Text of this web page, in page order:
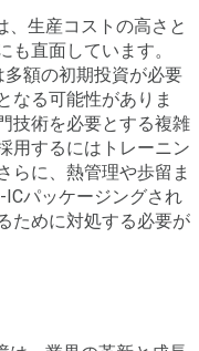
、生産コストの高さと
直面しています。
額の初期投資が必要
なる可能性がありま
技術を必要とする複雑
用するにはトレーニン
らに、熱管理や歩留ま
パッケージングされ
ために対処する必要が